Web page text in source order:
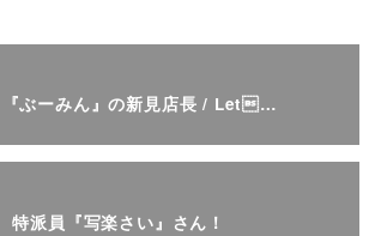
ぶーみん』の新見店長 / Let…
派員『写楽さい』さん！